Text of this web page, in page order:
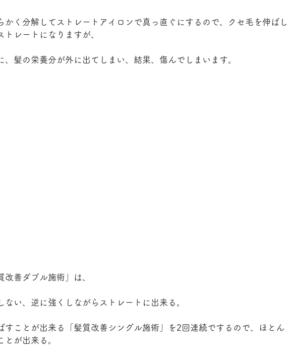
かく分解してストレートアイロンで真っ直ぐにするので、クセ毛を伸ばし
トレートになりますが、
、髪の栄養分が外に出てしまい、結果、傷んでしまいます。
改善ダブル施術」は、
ない、逆に強くしながらストレートに出来る。
すことが出来る「髪質改善シングル施術」を2回連続でするので、ほとん
とが出来る。